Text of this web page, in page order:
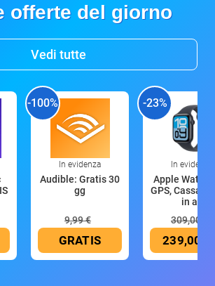
offerte del giorno
Vedi tutte
-100%
In evidenza
Audible: Gratis 30
gg
9,99 €
GRATIS
-23%
In evidenza
Apple Watch
GPS, Cassa
in all
309,00 €
239,00 €